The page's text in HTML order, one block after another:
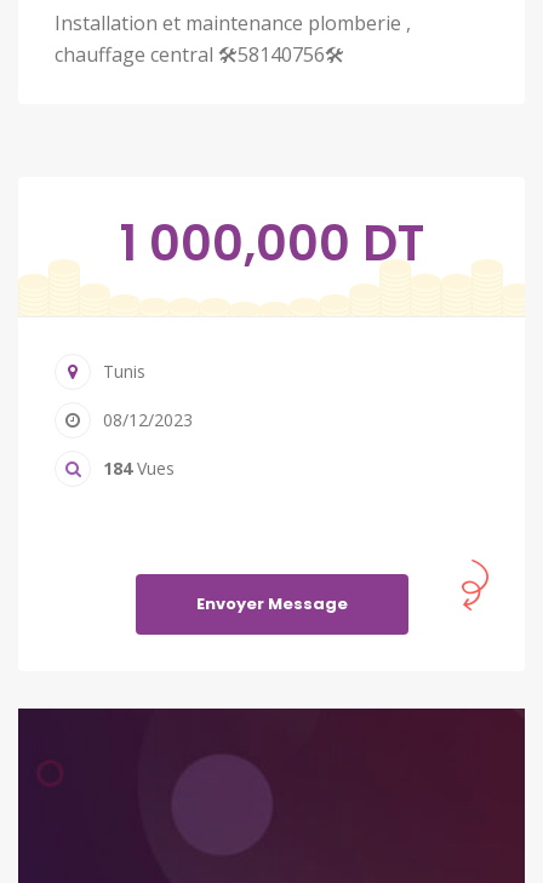
Installation et maintenance plomberie ,
chauffage central 🛠58140756🛠
1 000,000 DT
Tunis
08/12/2023
184Vues
Envoyer Message